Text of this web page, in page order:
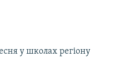
у школах регіону